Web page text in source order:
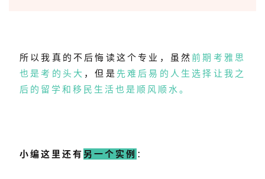
所以我真的不后悔读这个专业，虽然前期考雅思
也是考的头大 ，但是 先难后易的人生选择让我之
后的留学和移民生活也是顺风顺水。
小编这里还有 另一个实例 ：